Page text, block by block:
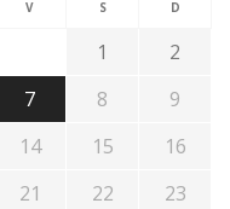
V S D
1
2
7 8
9
14 15
16
21 22
23